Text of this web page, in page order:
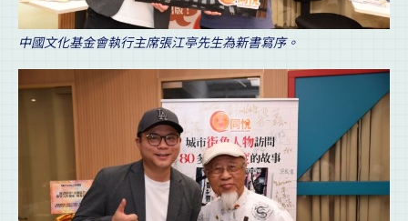
中國文化基金會執行主席張江亭先生為新書寫序。